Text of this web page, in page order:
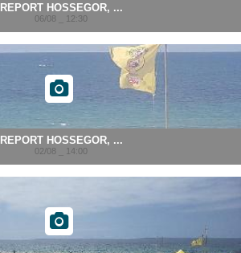
REPORT HOSSEGOR, ...
06/08 _ 12:30
REPORT HOSSEGOR, ...
02/08 _ 14:00